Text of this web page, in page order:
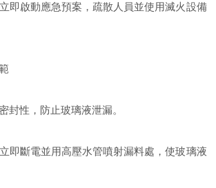
啟動應急預案，疏散人員並使用滅火設備
性，防止玻璃液泄漏。
斷電並用高壓水管噴射漏料處，使玻璃液